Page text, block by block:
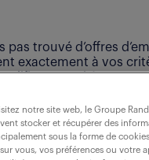
pas trouvé d’offres
exactement à vos
vos critères ou
notre site web, le Groupe
stocker et récupérer des
sous la forme de
vous, vos préférences ou votre